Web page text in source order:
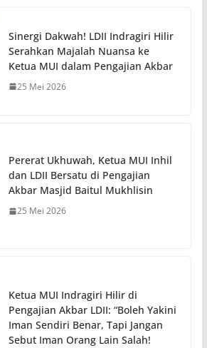
Sinergi Dakwah! LDII Indragiri Hilir
Serahkan Majalah Nuansa ke
Ketua MUI dalam Pengajian Akbar
25 Mei 2026
Pererat Ukhuwah, Ketua MUI Inhil
dan LDII Bersatu di Pengajian
Akbar Masjid Baitul Mukhlisin
25 Mei 2026
Ketua MUI Indragiri Hilir di
Pengajian Akbar LDII: “Boleh Yakini
Iman Sendiri Benar, Tapi Jangan
Sebut Iman Orang Lain Salah!